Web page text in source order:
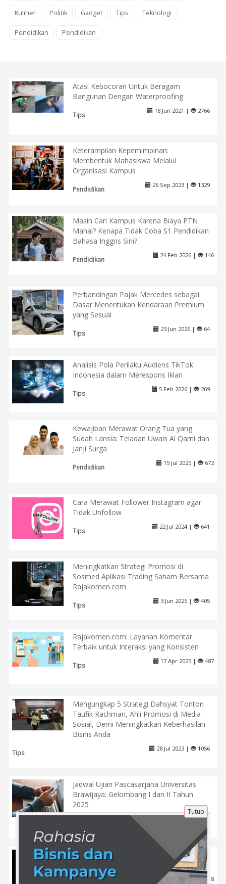
Kuliner Politik Gadget Tips Teknologi
Pendidikan Pendidikan
Atasi Kebocoran Untuk Beragam
Bangunan Dengan Waterproofing
Tips
18 Jun 2021 | 2766
Keterampilan Kepemimpinan:
Membentuk Mahasiswa Melalui
Organisasi Kampus
Pendidikan
26 Sep 2023 | 1329
Masih Cari Kampus Karena Biaya PTN
Mahal? Kenapa Tidak Coba S1 Pendidikan
Bahasa Inggris Sini?
Pendidikan
24 Feb 2026 | 146
Perbandingan Pajak Mercedes sebagai
Dasar Menentukan Kendaraan Premium
yang Sesuai
Tips
23 Jun 2026 | 64
Analisis Pola Perilaku Audiens TikTok
Indonesia dalam Merespons Iklan
Tips
5 Feb 2026 | 269
Kewajiban Merawat Orang Tua yang
Sudah Lansia: Teladan Uwais Al Qarni dan
Janji Surga
Pendidikan
15 Jul 2025 | 672
Cara Merawat Follower Instagram agar
Tidak Unfollow
Tips
22 Jul 2024 | 641
Meningkatkan Strategi Promosi di
Sosmed Aplikasi Trading Saham Bersama
Rajakomen.com
Tips
3 Jun 2025 | 405
Rajakomen.com: Layanan Komentar
Terbaik untuk Interaksi yang Konsisten
Tips
17 Apr 2025 | 487
Mengungkap 5 Strategi Dahsyat Tonton
Taufik Rachman, Ahli Promosi di Media
Sosial, Demi Meningkatkan Keberhasilan
Bisnis Anda
Tips
28 Jul 2023 | 1056
Jadwal Ujian Pascasarjana Universitas
Brawijaya: Gelombang I dan II Tahun
2025
26 Apr 2025 | 580
Mengapa Investor Harus Memahami
4 Maret 2025 | 418
Tutup